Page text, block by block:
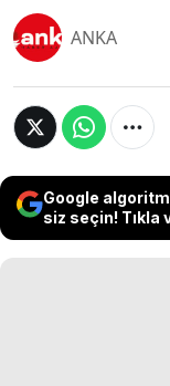
ANKA
Google
siz seçin! Tıkla